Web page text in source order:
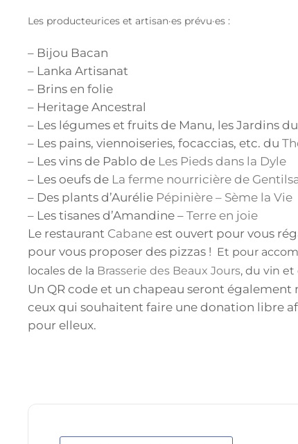
Les producteurices et artisan·es prévu·es :
– Bijou Bacan
– Lanka Artisanat
– Brins en folie
– Heritage Ancestral
– Les légumes et fruits de Manu, les Jardins
– Les pains, viennoiseries, focaccias, etc. du
– Les vins de Pablo de Les Pieds dans la Dyle
– Les oeufs de La ferme nourricière de
– Des plants d’Aurélie Pépinière – Sème la Vie
– Les tisanes d’Amandine – Terre en joie
Le restaurant Cabaneest ouvert pour vous
pour vous proposer des pizzas ! Et pour
locales de la Brasserie des Beaux Jours, du vin et
Un QR code et un chapeau seront
ceux qui souhaitent faire une donation libre
pour elleux.